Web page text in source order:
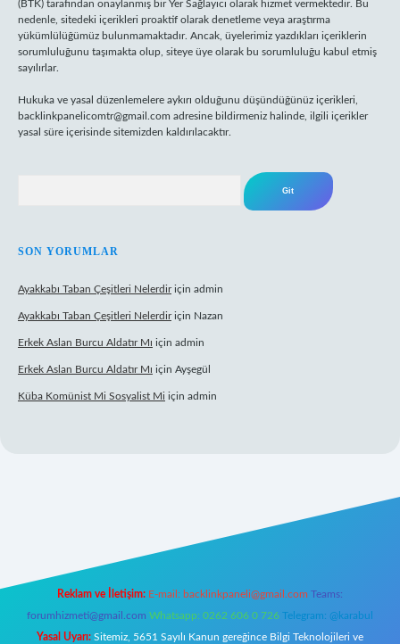
(BTK) tarafından onaylanmış bir Yer Sağlayıcı olarak hizmet vermektedir. Bu
nedenle, sitedeki içerikleri proaktif olarak denetleme veya araştırma
yükümlülüğümüz bulunmamaktadır. Ancak, üyelerimiz yazdıkları içeriklerin
sorumluluğunu taşımakta olup, siteye üye olarak bu sorumluluğu kabul etmiş
sayılırlar.
Hukuka ve yasal düzenlemelere aykırı olduğunu düşündüğünüz içerikleri,
backlinkpanelicomtr@gmail.com adresine bildirmeniz halinde, ilgili içerikler
yasal süre içerisinde sitemizden kaldırılacaktır.
SON YORUMLAR
Ayakkabı Taban Çeşitleri Nelerdiriçin admin
Ayakkabı Taban Çeşitleri Nelerdiriçin Nazan
Erkek Aslan Burcu Aldatır Mı için admin
Erkek Aslan Burcu Aldatır Mı için Ayşegül
Küba Komünist Mi Sosyalist Mi için admin
Reklam ve İletişim: E-mail: backlinkpaneli@gmail.com Teams:
forumhizmeti@gmail.com Whatsapp: 0262 606 0 726 Telegram: @karabul
Yasal Uyarı: Sitemiz, 5651 Sayılı Kanun gereğince Bilgi Teknolojileri ve